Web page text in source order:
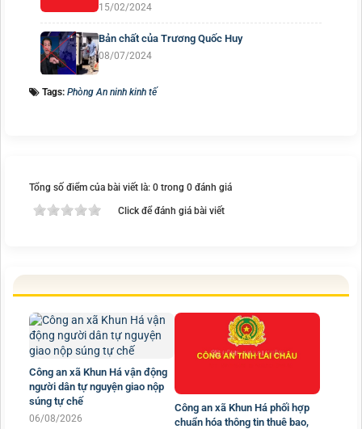
15/02/2024
Bản chất của Trương Quốc Huy
08/07/2024
Tags: Phòng An ninh kinh tế
Tổng số điểm của bài viết là: 0 trong 0 đánh giá
Click để đánh giá bài viết
Công an xã Khun Há vận động
người dân tự nguyện giao nộp
súng tự chế
06/08/2026
Công an xã Khun Há phối hợp
chuẩn hóa thông tin thuê bao,